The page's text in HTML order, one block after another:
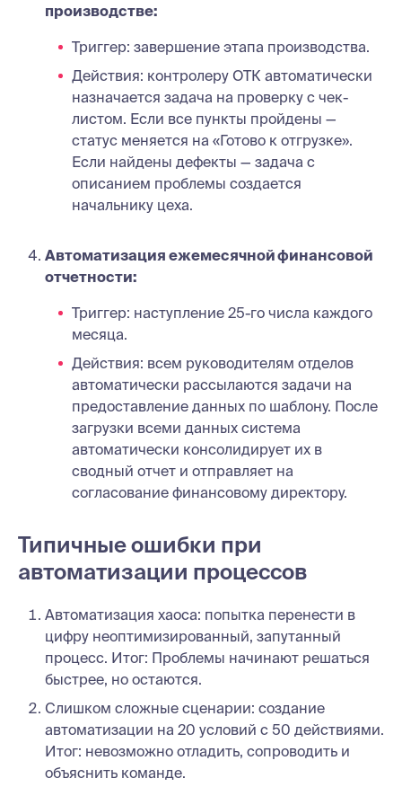
производстве:
Триггер: завершение этапа производства.
Действия: контролеру ОТК автоматически
назначается задача на проверку с чек-
листом. Если все пункты пройдены —
статус меняется на «Готово к отгрузке».
Если найдены дефекты — задача с
описанием проблемы создается
начальнику цеха.
Автоматизация ежемесячной финансовой
отчетности:
Триггер: наступление 25-го числа каждого
месяца.
Действия: всем руководителям отделов
автоматически рассылаются задачи на
предоставление данных по шаблону. После
загрузки всеми данных система
автоматически консолидирует их в
сводный отчет и отправляет на
согласование финансовому директору.
Типичные ошибки при
автоматизации процессов
Автоматизация хаоса: попытка перенести в
цифру неоптимизированный, запутанный
процесс. Итог: Проблемы начинают решаться
быстрее, но остаются.
Слишком сложные сценарии: создание
автоматизации на 20 условий с 50 действиями.
Итог: невозможно отладить, сопроводить и
объяснить команде.